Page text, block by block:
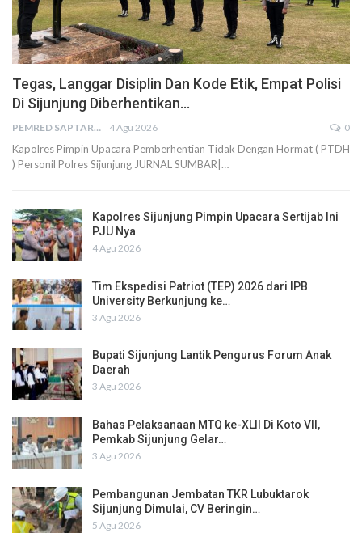
Tegas, Langgar Disiplin Dan Kode Etik, Empat Polisi
Di Sijunjung Diberhentikan…
PEMRED SAPTARIUS 4 Agu 2026 0
Kapolres Pimpin Upacara Pemberhentian Tidak Dengan Hormat ( PTDH
) Personil Polres Sijunjung JURNAL SUMBAR|…
Kapolres Sijunjung Pimpin Upacara Sertijab Ini
PJU Nya
4 Agu 2026
Tim Ekspedisi Patriot (TEP) 2026 dari IPB
University Berkunjung ke…
3 Agu 2026
Bupati Sijunjung Lantik Pengurus Forum Anak
Daerah
3 Agu 2026
Bahas Pelaksanaan MTQ ke-XLII Di Koto VII,
Pemkab Sijunjung Gelar…
3 Agu 2026
Pembangunan Jembatan TKR Lubuktarok
Sijunjung Dimulai, CV Beringin…
5 Agu 2026